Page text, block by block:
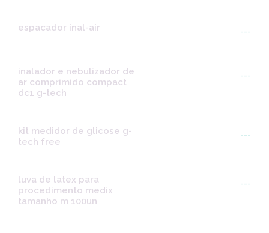
espacador inal-air ---
inalador e nebulizador de
ar comprimido compact
dc1 g-tech
---
kit medidor de glicose g-
tech free
---
luva de latex para
procedimento medix
tamanho m 100un
---